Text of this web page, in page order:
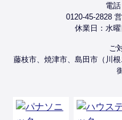
電
0120-45-2828
休業日：水
ご
藤枝市、焼津市、島田市（川